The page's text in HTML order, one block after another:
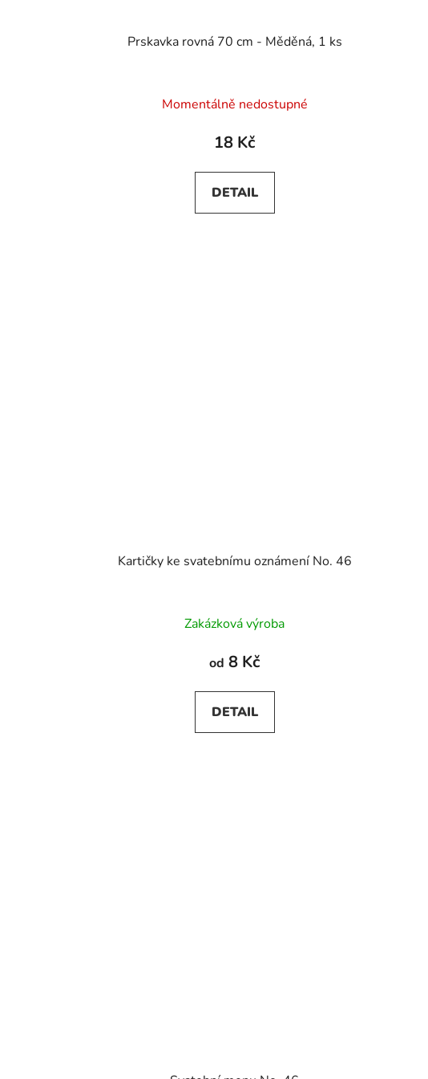
Prskavka rovná 70 cm - Měděná, 1 ks
Momentálně nedostupné
18 Kč
DETAIL
Kartičky ke svatebnímu oznámení No. 46
Zakázková výroba
od 8 Kč
DETAIL